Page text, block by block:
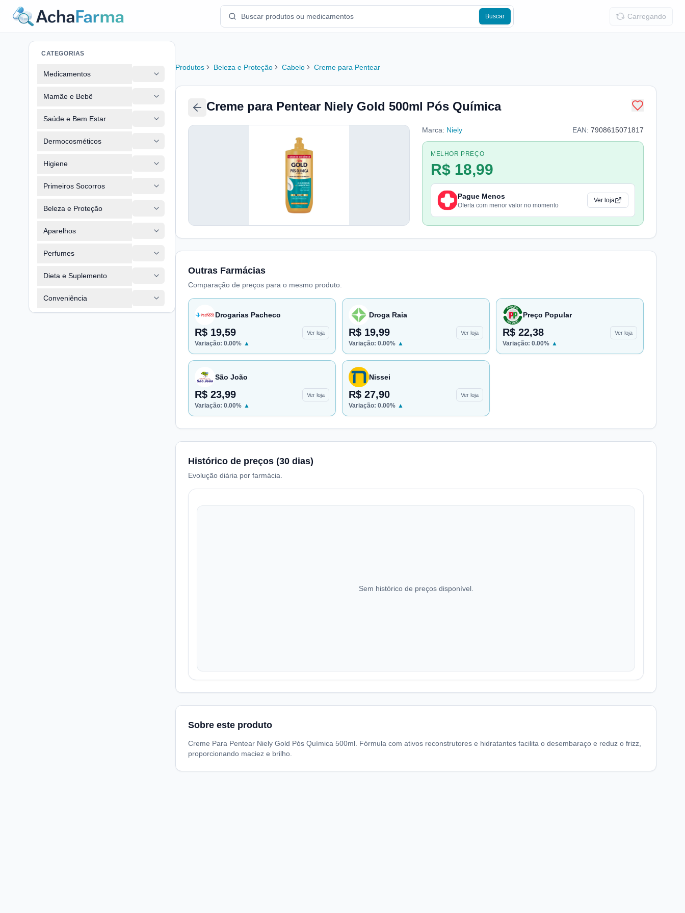
Buscar Carregando
CATEGORIAS
Medicamentos
Mamãe e Bebê
Saúde e Bem Estar
Dermocosméticos
Higiene
Primeiros Socorros
Beleza e Proteção
Aparelhos
Perfumes
Dieta e Suplemento
Conveniência
Produtos Beleza e Proteção Cabelo Creme para Pentear
Creme para Pentear Niely Gold 500ml Pós Química
Marca: Niely EAN: 7908615071817
MELHOR PREÇO
R$ 18,99
Pague Menos
Oferta com menor valor no momento
Ver loja
Outras Farmácias
Comparação de preços para o mesmo produto.
Drogarias Pacheco
R$ 19,59 Ver loja
Variação: 0.00% ▲
Droga Raia
R$ 19,99 Ver loja
Variação: 0.00% ▲
Preço Popular
R$ 22,38 Ver loja
Variação: 0.00% ▲
São João
R$ 23,99 Ver loja
Variação: 0.00% ▲
Nissei
R$ 27,90 Ver loja
Variação: 0.00% ▲
Histórico de preços (30 dias)
Evolução diária por farmácia.
Sem histórico de preços disponível.
Sobre este produto
Creme Para Pentear Niely Gold Pós Química 500ml. Fórmula com ativos reconstrutores e hidratantes facilita o desembaraço e reduz o frizz,
proporcionando maciez e brilho.